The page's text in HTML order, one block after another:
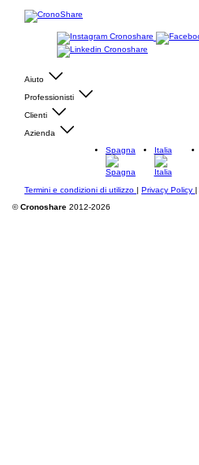
Aiuto
Professionisti
Clienti
Azienda
Spagna
Italia
Termini e condizioni di utilizzo | Privacy Policy |
©Cronoshare 2012-2026